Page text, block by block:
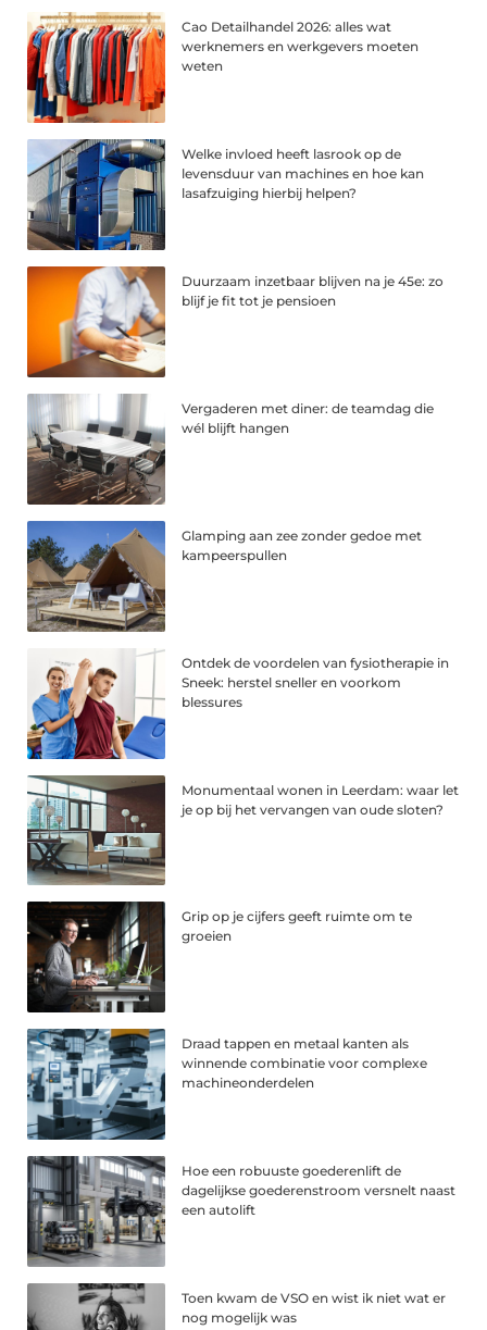
Cao Detailhandel 2026: alles wat
werknemers en werkgevers moeten
weten
Welke invloed heeft lasrook op de
levensduur van machines en hoe kan
lasafzuiging hierbij helpen?
Duurzaam inzetbaar blijven na je 45e: zo
blijf je fit tot je pensioen
Vergaderen met diner: de teamdag die
wél blijft hangen
Glamping aan zee zonder gedoe met
kampeerspullen
Ontdek de voordelen van fysiotherapie in
Sneek: herstel sneller en voorkom
blessures
Monumentaal wonen in Leerdam: waar let
je op bij het vervangen van oude sloten?
Grip op je cijfers geeft ruimte om te
groeien
Draad tappen en metaal kanten als
winnende combinatie voor complexe
machineonderdelen
Hoe een robuuste goederenlift de
dagelijkse goederenstroom versnelt naast
een autolift
Toen kwam de VSO en wist ik niet wat er
nog mogelijk was